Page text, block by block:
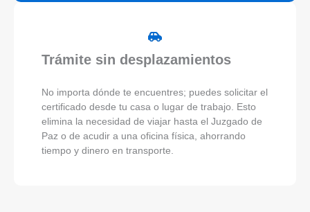
Trámite sin desplazamientos
No importa dónde te encuentres; puedes solicitar el
certificado desde tu casa o lugar de trabajo. Esto
elimina la necesidad de viajar hasta el Juzgado de
Paz o de acudir a una oficina física, ahorrando
tiempo y dinero en transporte.